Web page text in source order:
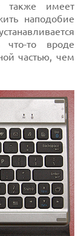
также имеет
наподобие
то вроде
частью, чем